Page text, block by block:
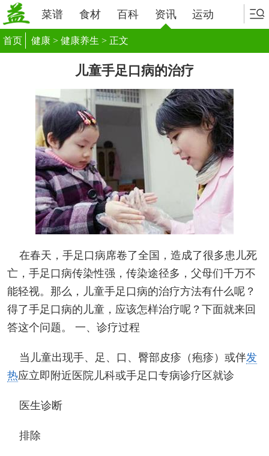
菜谱 食材 百科 资讯 运动
首页 健康 > 健康养生 > 正文
儿童手足口病的治疗
在春天，手足口病席卷了全国，造成了很多患儿死
亡，手足口病传染性强，传染途径多，父母们千万不
能轻视。那么，儿童手足口病的治疗方法有什么呢？
得了手足口病的儿童，应该怎样治疗呢？下面就来回
答这个问题。 一、诊疗过程
当儿童出现手、足、口、臀部皮疹（疱疹）或伴发
热应立即附近医院儿科或手足口专病诊疗区就诊
医生诊断
排除